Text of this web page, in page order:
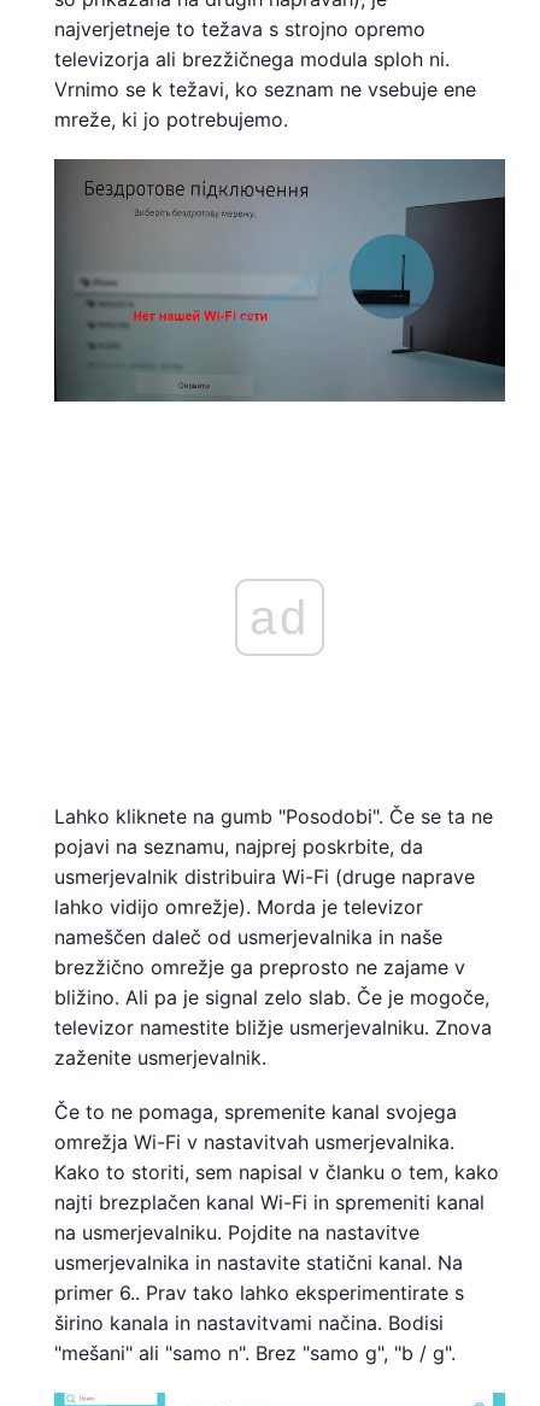
najverjetneje to težava s strojno opremo
televizorja ali brezžičnega modula sploh ni.
Vrnimo se k težavi, ko seznam ne vsebuje ene
mreže, ki jo potrebujemo.
ad
Lahko kliknete na gumb "Posodobi". Če se ta ne
pojavi na seznamu, najprej poskrbite, da
usmerjevalnik distribuira Wi-Fi (druge naprave
lahko vidijo omrežje). Morda je televizor
nameščen daleč od usmerjevalnika in naše
brezžično omrežje ga preprosto ne zajame v
bližino. Ali pa je signal zelo slab. Če je mogoče,
televizor namestite bližje usmerjevalniku. Znova
zaženite usmerjevalnik.
Če to ne pomaga, spremenite kanal svojega
omrežja Wi-Fi v nastavitvah usmerjevalnika.
Kako to storiti, sem napisal v članku o tem, kako
najti brezplačen kanal Wi-Fi in spremeniti kanal
na usmerjevalniku. Pojdite na nastavitve
usmerjevalnika in nastavite statični kanal. Na
primer 6.. Prav tako lahko eksperimentirate s
širino kanala in nastavitvami načina. Bodisi
"mešani" ali "samo n". Brez "samo g", "b / g".